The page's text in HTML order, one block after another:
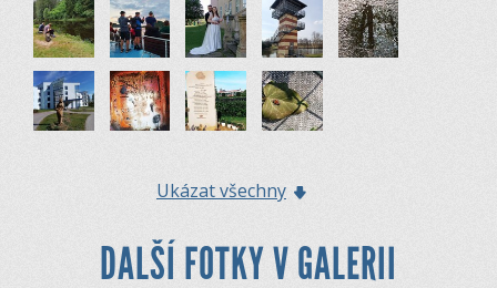
Ukázat všechny
DALŠÍ FOTKY V GALERII